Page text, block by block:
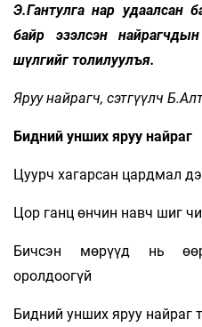
Э.Гантулга нар удаалсан
байр эзэлсэн
шүлгийг толилуулъя.
Яруу найрагч, сэтгүүлч
Бидний унших яруу найраг
Цуурч хагарсан цардмал
Цор ганц өнчин навч шиг
Бичсэн мөрүүд нь
оролдоогүй
Бидний унших яруу найраг